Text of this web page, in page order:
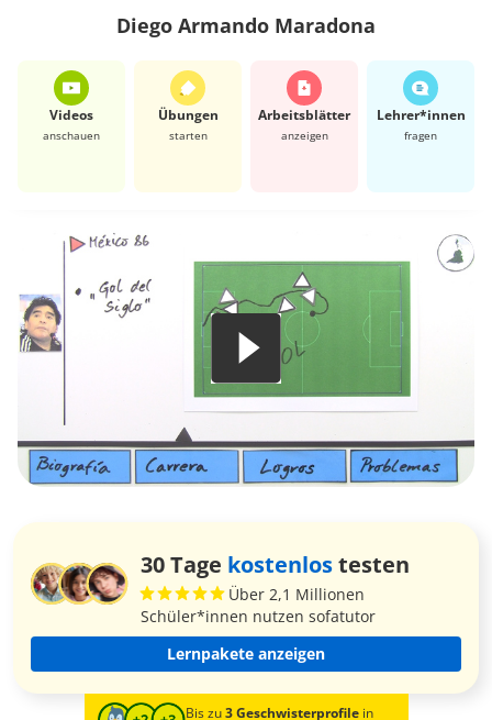
Diego Armando Maradona
Videos
anschauen
Übungen
starten
Arbeits­blätter
anzeigen
Lehrer*​innen
fragen
30 Tage kostenlostesten
Über 2,1 Millionen
Schüler*innen nutzen sofatutor
Lernpakete anzeigen
Bis zu3 Geschwisterprofilein